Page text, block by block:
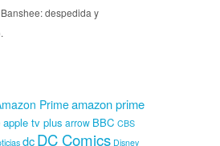
Banshee: despedida y
Primeamazon prime
apple tv plus arrow BBC CBS
dcDC Comics Disney